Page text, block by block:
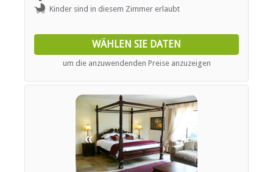
Trennbereich(e)
Koordinator (inhouse)
Internetverbindung (drahtlos)
Parken
ESSEN UND TRINKEN
Bar (ehrlichkeit)
Braai / Grill (BBQ)
Kostenloser Tee / Kaffee
Restaurant / Esszimmer
Kinder sind in diesem Zimmer erlaubt
WÄHLEN SIE DATEN
um die anzuwendenden Preise anzuzeigen
« »